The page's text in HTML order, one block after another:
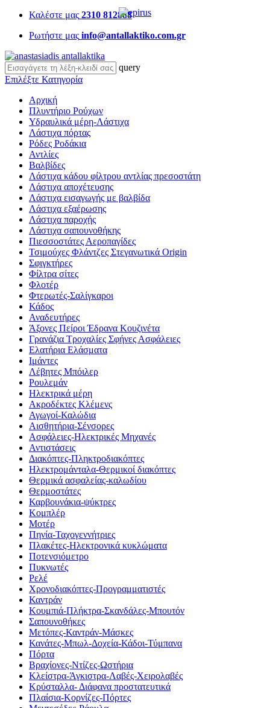
Καλέστε μας 2310 812888
Ρωτήστε μας info@antallaktiko.com.gr
query
Επιλέξτε Κατηγορία
Αρχική
Πλυντήριο Ρούχων
Υδραυλικά μέρη-Λάστιχα
Λάστιχα πόρτας
Ρόδες Ροδάκια
Αντλίες
Βαλβίδες
Λάστιχα κάδου φίλτρου αντλίας πρεσοστάτη
Λάστιχα αποχέτευσης
Λάστιχα εισαγωγής με βαλβίδα
Λάστιχα εξαέρωσης
Λάστιχα παροχής
Λάστιχα σαπουνοθήκης
Πιεσσοστάτες Αεροπαγίδες
Τσιμούχες Φλάντζες Στεγανωτικά Origin
Σφιγκτήρες
Φίλτρα σίτες
Φλοτέρ
Φτερωτές-Σαλίγκαροι
Κάδος
Αναδευτήρες
Άξονες Πείροι Έδρανα Κουζινέτα
Γρανάζια Τροχαλίες Σφήνες Ασφάλειες
Ελατήρια Ελάσματα
Ιμάντες
Λέβητες Μπόιλερ
Ρουλεμάν
Ηλεκτρικά μέρη
Ακροδέκτες Κλέμενς
Αγωγοί-Καλώδια
Αισθητήρια-Σένσορες
Ασφάλειες-Ηλεκτρικές Μηχανές
Αντιστάσεις
Διακόπτες-Πληκτροδιακόπτες
Ηλεκτρομάνταλα-Θερμικοί διακόπτες
Θερμικά ασφαλείας-καλωδίου
Θερμοστάτες
Καρβουνάκια-ψύκτρες
Κομπλέρ
Μοτέρ
Πηνία-Ταχογεννήτριες
Πλακέτες-Ηλεκτρονικά κυκλώματα
Ποτενσιόμετρο
Πυκνωτές
Ρελέ
Χρονοδιακόπτες-Προγραμματιστές
Καντράν
Κουμπιά-Πλήκτρα-Σκανδάλες-Μπουτόν
Σαπουνοθήκες
Μετόπες-Καντράν-Μάσκες
Κανάτες-Μπωλ-Δοχεία-Κάδοι-Τύμπανα
Πόρτα
Βραχίονες-Ντίζες-Ωστήρια
Κλείστρα-Άγκιστρα-Λαβές-Χειρολαβές
Κρύσταλλα- Διάφανα προστατευτικά
Πλαίσια-Κορνίζες-Πόρτες